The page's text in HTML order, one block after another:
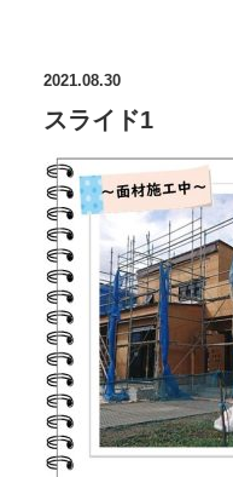
2021.08.30
スライド1